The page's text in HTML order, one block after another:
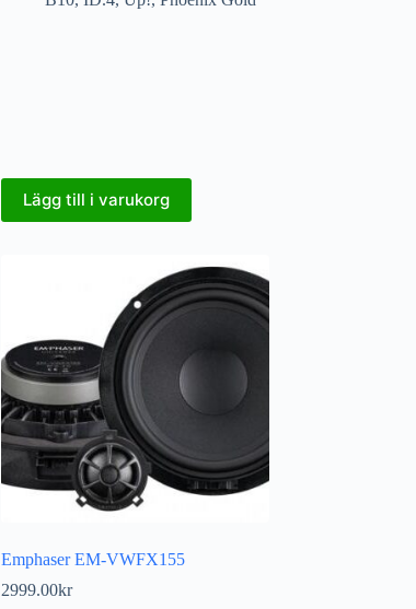
Lägg till i varukorg
Emphaser EM-VWFX155
2999.00kr